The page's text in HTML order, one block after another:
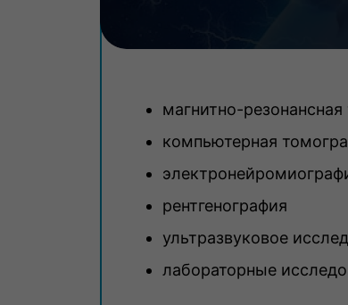
магнитно-
компьютерная
рентгенография
ультразвуковое
лабораторные